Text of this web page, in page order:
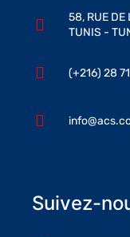
58, RUE DE
TUNIS -
(+216) 28
Suivez-